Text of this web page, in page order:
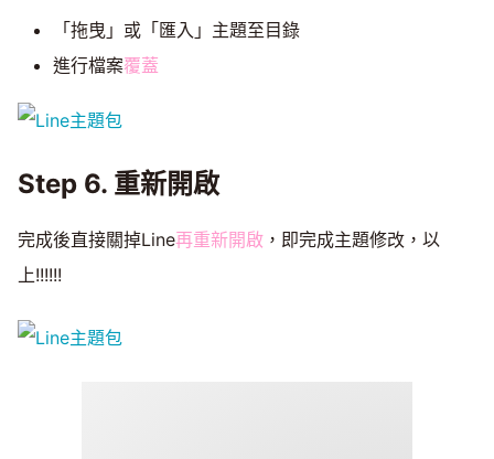
「拖曳」或「匯入」主題至目錄
進行檔案覆蓋
Step 6. 重新開啟
完成後直接關掉Line再重新開啟 ，即完成主題修改，以
上!!!!!!